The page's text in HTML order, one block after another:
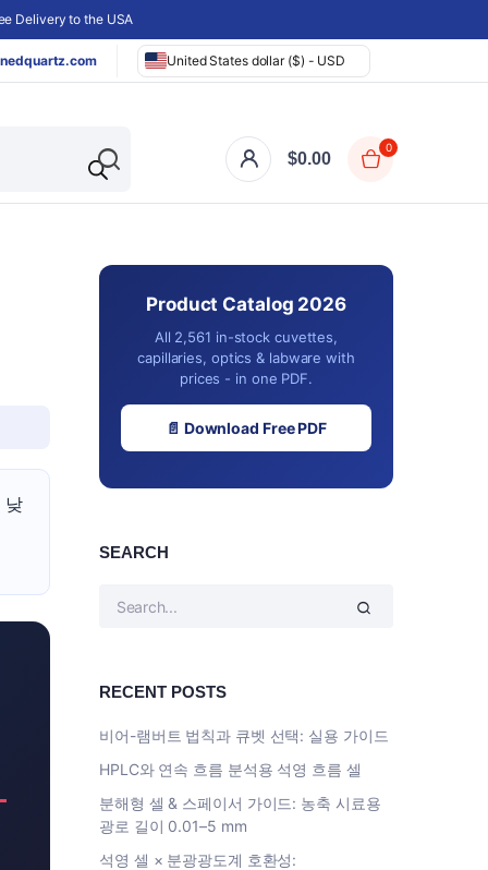
Delivery to the USA
United States dollar ($) - USD
$0.00
0
낮
Product Catalog 2026
All 2,561 in-stock cuvettes,
capillaries, optics & labware with
prices - in one PDF.
📄 Download Free PDF
SEARCH
RECENT POSTS
비어-램버트 법칙과 큐벳 선택: 실용 가이드
HPLC와 연속 흐름 분석용 석영 흐름 셀
분해형 셀 & 스페이서 가이드: 농축 시료용
광로 길이 0.01–5 mm
석영 셀 × 분광광도계 호환성: